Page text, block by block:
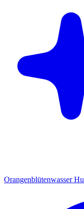
Orangenblütenwasser